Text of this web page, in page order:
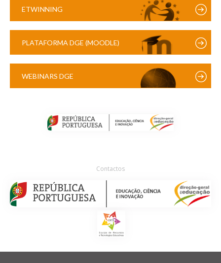
ETWINNING
PLATAFORMA DGE (MOODLE)
WEBINARS DGE
Contactos